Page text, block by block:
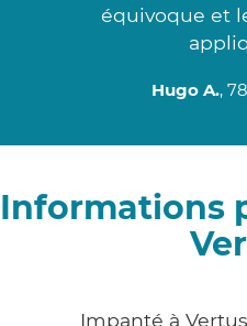
équivoque et
Hugo A.,
Informations
Impanté à